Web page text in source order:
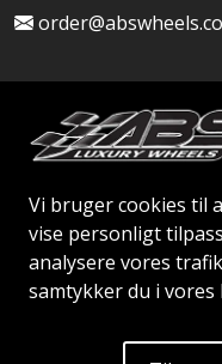
Vi bruger cookies til
vise personligt
analysere vores
samtykker du i vores
Ansøg